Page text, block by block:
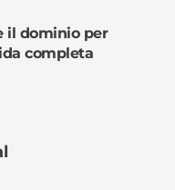
il dominio per
completa